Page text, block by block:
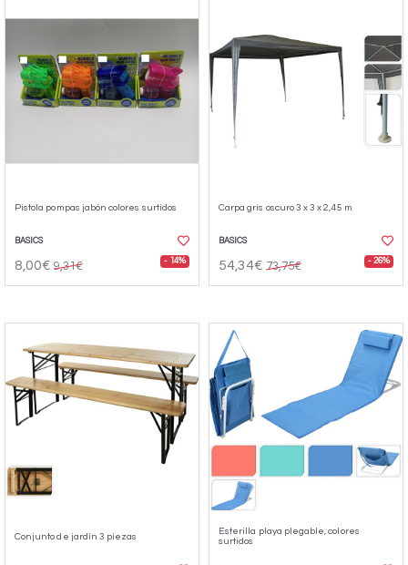
Pistola pompas jabón colores surtidos
BASICS
8,00€ 9,31€ - 14%
Carpa gris oscuro 3 x 3 x 2,45 m
BASICS
54,34€ 73,75€ - 26%
Conjunto de jardín 3 piezas
Esterilla playa plegable, colores
surtidos